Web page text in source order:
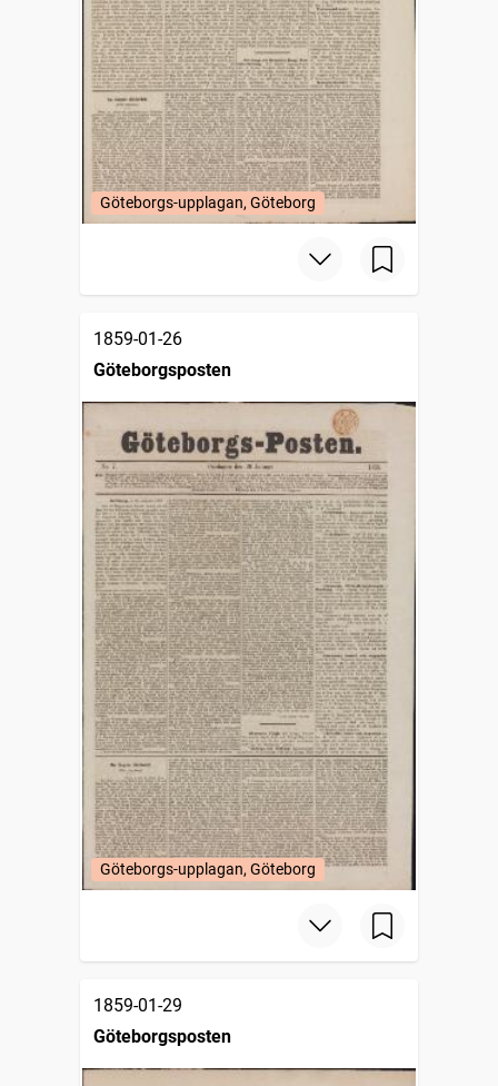
Göteborgs-upplagan, Göteborg
1859-01-26
Göteborgsposten
Göteborgs-upplagan, Göteborg
1859-01-29
Göteborgsposten